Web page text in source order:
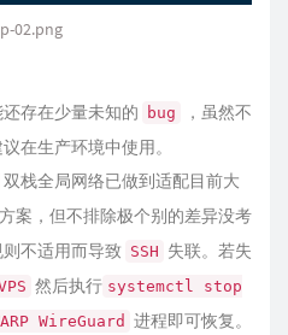
02.png
存在少量未知的
bug
，虽然不
在生产环境中使用。
双栈全局网络已做到适配目前大
案，但不排除极个别的差异没考
不适用而导致 SSH 失联。若失
然后执行 systemctl stop
WireGuard 进程即可恢复。